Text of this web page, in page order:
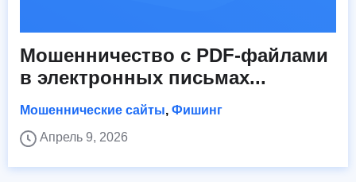
Мошенничество с PDF-файлами
в электронных письмах...
Мошеннические сайты, Фишинг
Апрель 9, 2026